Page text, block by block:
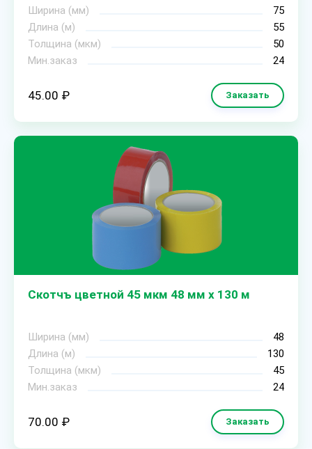
Ширина (мм)
75
Длина (м)
55
Толщина (мкм)
50
Мин.заказ
24
45.00 ₽ Заказать
Скотчъ цветной 45 мкм 48 мм х 130 м
Ширина (мм)
48
Длина (м)
130
Толщина (мкм)
45
Мин.заказ
24
70.00 ₽ Заказать